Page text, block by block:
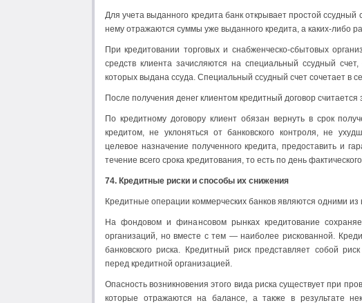
Для учета выданного кредита банк открывает простой
нему отражаются суммы уже выданного кредита, а каких-либо
При кредитовании торговых и снабженческо-сбытовых
средств клиента зачисляются на специальный ссудный
которых выдана ссуда. Специальный ссудный счет сочетает в
После получения денег клиентом кредитный договор
По кредитному договору клиент обязан вернуть в срок
кредитом, не уклоняться от банковского контроля, не
целевое назначение полученного кредита, предоставить и
течение всего срока кредитования, то есть по день
74. Кредитные риски и способы их снижения
Кредитные операции коммерческих банков являются одними
На фондовом и финансовом рынках кредитование
организаций, но вместе с тем — наиболее рискованной.
банковского риска. Кредитный риск представляет собой
перед кредитной организацией.
Опасность возникновения этого вида риска существует при
которые отражаются на балансе, а также в результате